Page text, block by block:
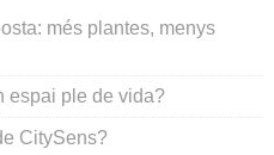
més plantes, menys
espai ple de vida?
CitySens?